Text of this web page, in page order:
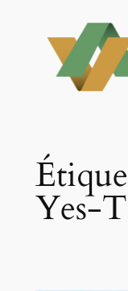
contenu
Yes-